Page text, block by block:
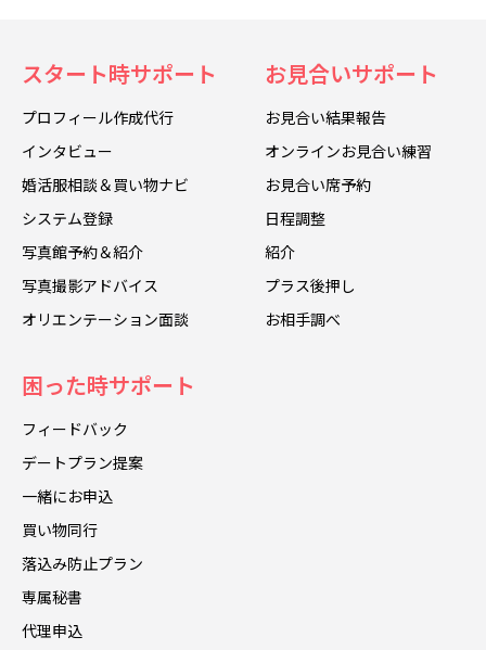
スタート時サポート
プロフィール作成代行
インタビュー
婚活服相談＆買い物ナビ
システム登録
写真館予約＆紹介
写真撮影アドバイス
オリエンテーション面談
お見合いサポート
お見合い結果報告
オンラインお見合い練習
お見合い席予約
日程調整
紹介
プラス後押し
お相手調べ
困った時サポート
フィードバック
デートプラン提案
一緒にお申込
買い物同行
落込み防止プラン
専属秘書
代理申込